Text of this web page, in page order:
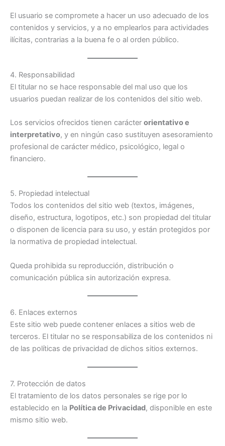
El usuario se compromete a hacer un uso adecuado de los
contenidos y servicios, y a no emplearlos para actividades
ilícitas, contrarias a la buena fe o al orden público.
4. Responsabilidad
El titular no se hace responsable del mal uso que los
usuarios puedan realizar de los contenidos del sitio web.
Los servicios ofrecidos tienen carácter orientativo e
interpretativo, y en ningún caso sustituyen asesoramiento
profesional de carácter médico, psicológico, legal o
financiero.
5. Propiedad intelectual
Todos los contenidos del sitio web (textos, imágenes,
diseño, estructura, logotipos, etc.) son propiedad del titular
o disponen de licencia para su uso, y están protegidos por
la normativa de propiedad intelectual.
Queda prohibida su reproducción, distribución o
comunicación pública sin autorización expresa.
6. Enlaces externos
Este sitio web puede contener enlaces a sitios web de
terceros. El titular no se responsabiliza de los contenidos ni
de las políticas de privacidad de dichos sitios externos.
7. Protección de datos
El tratamiento de los datos personales se rige por lo
establecido en la Política de Privacidad, disponible en este
mismo sitio web.